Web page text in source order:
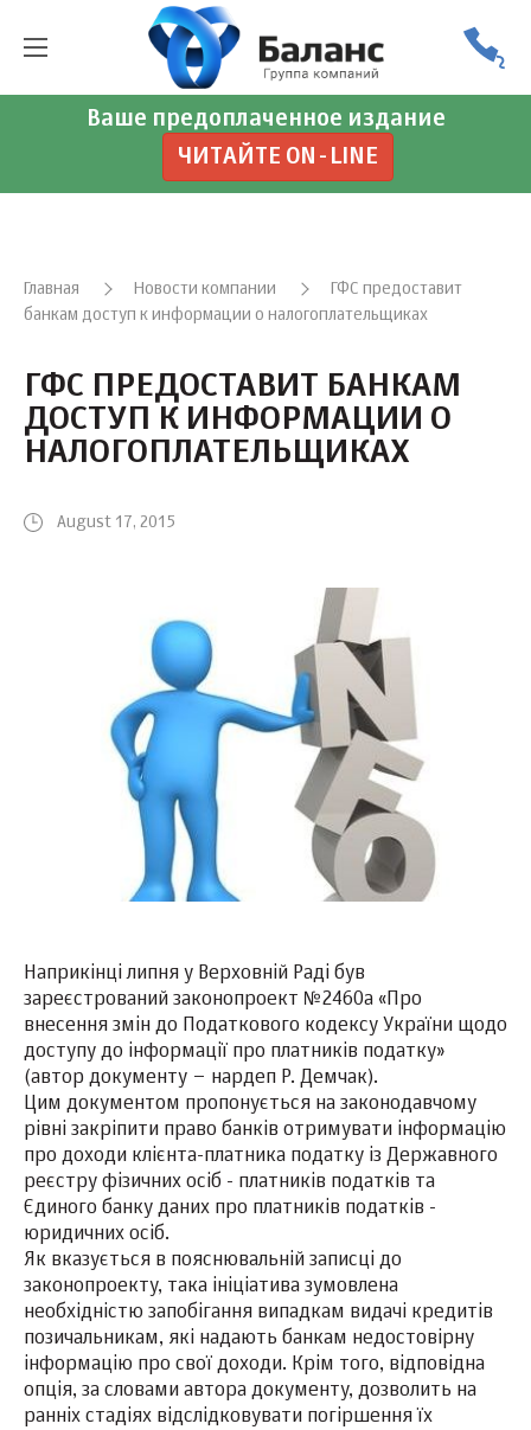
Ваше предоплаченное издание
ЧИТАЙТЕ ON-LINE
Главная Новости компании
ГФС предоставит
банкам доступ к информации о налогоплательщиках
ГФС ПРЕДОСТАВИТ БАНКАМ
ДОСТУП К ИНФОРМАЦИИ О
НАЛОГОПЛАТЕЛЬЩИКАХ
August 17, 2015
Наприкінці липня у Верховній Раді був
зареєстрований законопроект №2460а «Про
внесення змін до Податкового кодексу України щодо
доступу до інформації про платників податку»
(автор документу – нардеп Р. Демчак).
Цим документом пропонується на законодавчому
рівні закріпити право банків отримувати інформацію
про доходи клієнта-платника податку із Державного
реєстру фізичних осіб - платників податків та
Єдиного банку даних про платників податків -
юридичних осіб.
Як вказується в пояснювальній записці до
законопроекту, така ініціатива зумовлена
необхідністю запобігання випадкам видачі кредитів
позичальникам, які надають банкам недостовірну
інформацію про свої доходи. Крім того, відповідна
опція, за словами автора документу, дозволить на
ранніх стадіях відслідковувати погіршення їх